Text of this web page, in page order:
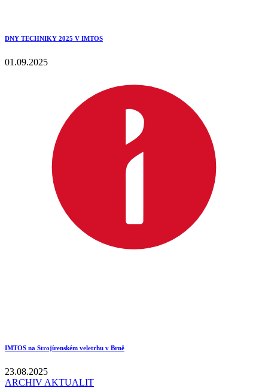
DNY TECHNIKY 2025 V IMTOS
01.09.2025
IMTOS na Strojírenském veletrhu v Brně
23.08.2025
ARCHIV AKTUALIT